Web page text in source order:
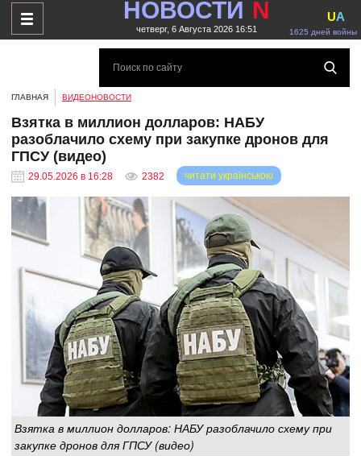
НОВОСТИ N
четверг, 6 Августа 2026 16:51 1625 дней войны
UA
ГЛАВНАЯ ВИДЕОНОВОСТИ
Взятка в миллион долларов: НАБУ
разоблачило схему при закупке дронов для
ГПСУ (видео)
29.05.2026 в 16:28 2382 читати українською
Взятка в миллион долларов: НАБУ разоблачило схему при
закупке дронов для ГПСУ (видео)